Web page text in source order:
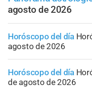
agosto de 2026
Horóscopo del día
agosto de 2026
Horóscopo del día
de agosto de 2026